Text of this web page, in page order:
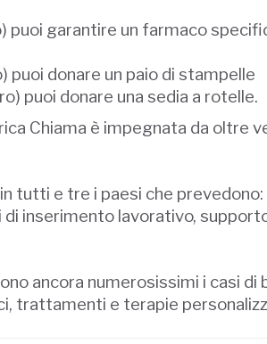
puoi garantire un farmaco
puoi donare un paio di stampelle
puoi donare una sedia a rotelle.
Chiama è impegnata da oltre
tutti e tre i paesi che
inserimento lavorativo,
ancora numerosissimi i casi di
trattamenti e terapie